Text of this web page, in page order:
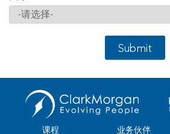
Submit
课程 业务伙伴